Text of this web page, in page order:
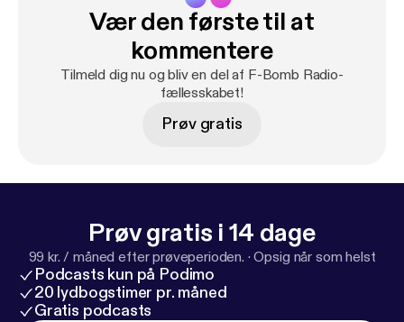
Vær den første til at
kommentere
Tilmeld dig nu og bliv en del af F-Bomb Radio-
fællesskabet!
Prøv gratis
Prøv gratis i 14 dage
99 kr. / måned efter prøveperioden. ·Opsig når som helst
Podcasts kun på Podimo
20 lydbogstimer pr. måned
Gratis podcasts